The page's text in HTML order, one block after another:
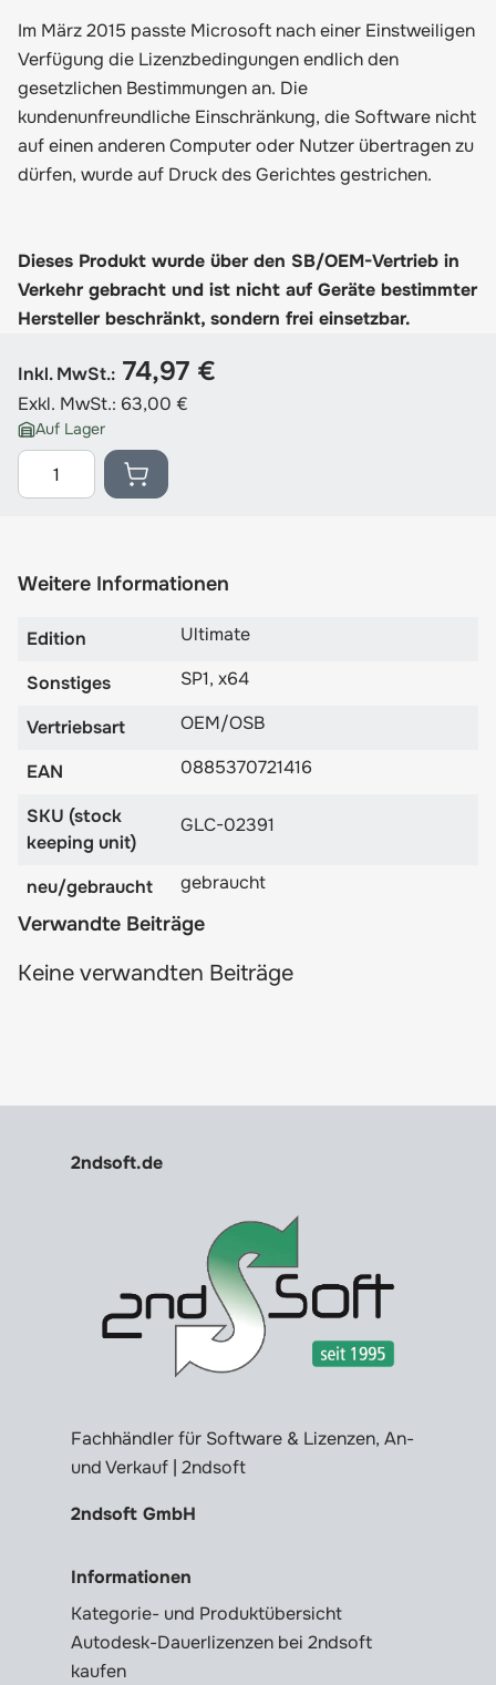
Im März 2015 passte Microsoft nach einer Einstweiligen
Verfügung die Lizenzbedingungen endlich den
gesetzlichen Bestimmungen an. Die
kundenunfreundliche Einschränkung, die Software nicht
auf einen anderen Computer oder Nutzer übertragen zu
dürfen, wurde auf Druck des Gerichtes gestrichen.
Dieses Produkt wurde über den SB/OEM-Vertrieb in
Verkehr gebracht und ist nicht auf Geräte bestimmter
Hersteller beschränkt, sondern frei einsetzbar.
Inkl. MwSt.: 74,97 €
Exkl. MwSt.: 63,00 €
Auf Lager
Menge
Weitere Informationen
Edition Ultimate
Sonstiges SP1, x64
Vertriebsart OEM/OSB
EAN 0885370721416
SKU (stock
keeping unit)
GLC-02391
neu/gebraucht gebraucht
Verwandte Beiträge
Keine verwandten Beiträge
2ndsoft.de
Fachhändler für Software & Lizenzen, An-
und Verkauf | 2ndsoft
2ndsoft GmbH
Informationen
Kategorie- und Produktübersicht
Autodesk-Dauerlizenzen bei 2ndsoft
kaufen